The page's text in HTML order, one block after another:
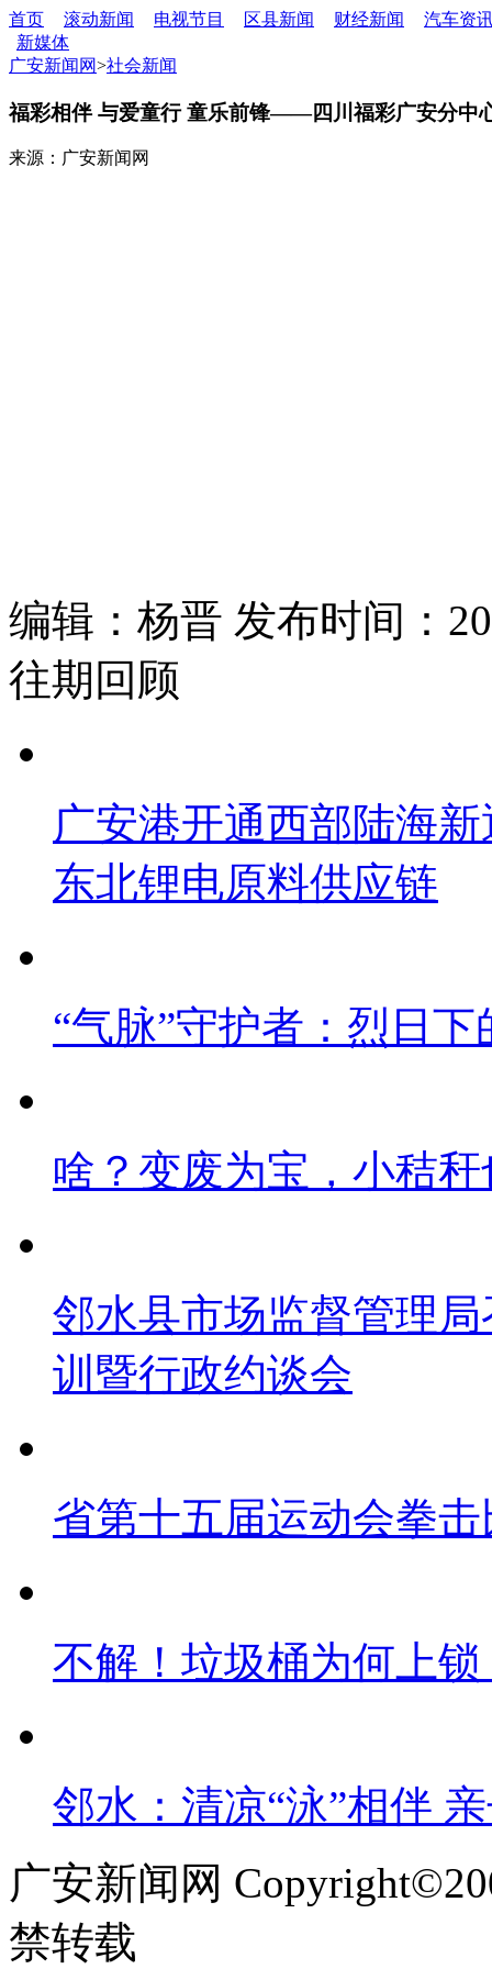
首页 滚动新闻 电视节目 区县新闻 财经新闻
汽车资
新媒体
广安新闻网>社会新闻
福彩相伴 与爱童行 童乐前锋——四川福彩广安分中
来源：广安新闻网
编辑：杨晋 发布时间：
往期回顾
广安港开通西部陆海
东北锂电原料供应链
“气脉”守护者：烈日下
啥？变废为宝，小秸
邻水县市场监督管理
训暨行政约谈会
省第十五届运动会拳
不解！垃圾桶为何上锁
邻水：清凉“泳”相伴
广安新闻网
禁转载